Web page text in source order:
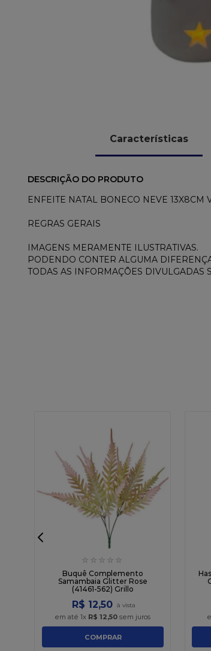
Características
DESCRIÇÃO DO PRODUTO
ENFEITE NATAL BONECO NEVE
REGRAS GERAIS
IMAGENS MERAMENTE ILUSTRATIVAS.
PODENDO CONTER ALGUMA
TODAS AS INFORMAÇÕES
☆ ☆ ☆ ☆ ☆
Buquê Complemento
Samambaia Glitter Rose
(41461-562) Grillo
R$ 12,50
em até1x R$ 12,50 sem juros
COMPRAR